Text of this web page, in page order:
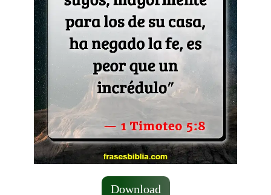
Download